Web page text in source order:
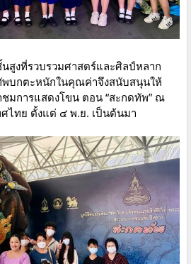
สูงที่รวบรวมศาสตร์และศิลป์หลาก
พบกตะหนักในคุณค่าจึงสนับสนุนให้
ชมการแสดงโขน ตอน “สะกดทัพ” ณ
ไทย ตั้งแต่ ๔ พ.ย. เป็นต้นมา